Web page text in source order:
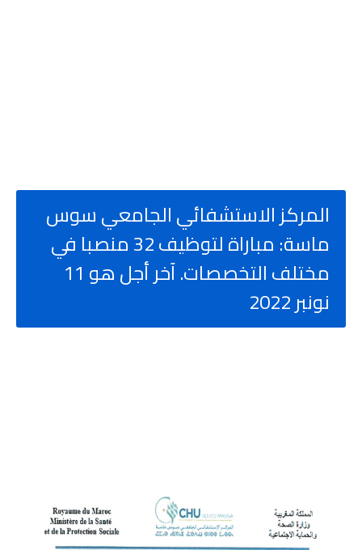
المركز الاستشفائي الجامعي سوس
ماسة: مباراة لتوظيف 32 منصبا في
مختلف التخصصات. آخر أجل هو 11
نونبر 2022